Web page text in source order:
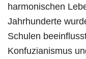
harmonischen
Jahrhunderte
Schulen
Konfuzianismus